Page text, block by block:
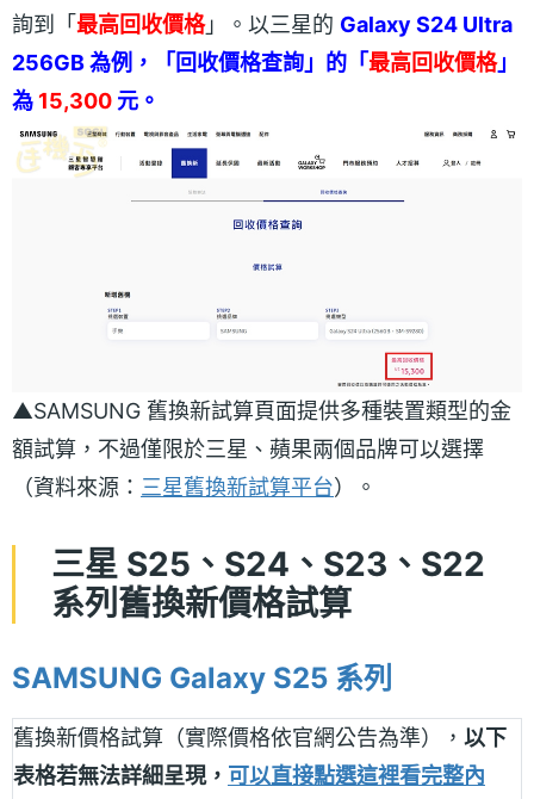
詢到「最高回收價格」。以三星的 Galaxy S24 Ultra
256GB 為例，「回收價格查詢」的「最高回收價格」
為 15,300 元。
▲SAMSUNG 舊換新試算頁面提供多種裝置類型的金
額試算，不過僅限於三星、蘋果兩個品牌可以選擇
（資料來源： 三星舊換新試算平台）。
三星 S25、S24、S23、S22
系列舊換新價格試算
SAMSUNG Galaxy S25 系列
舊換新價格試算（實際價格依官網公告為準）， 以下
表格若無法詳細呈現， 可以直接點選這裡看完整內